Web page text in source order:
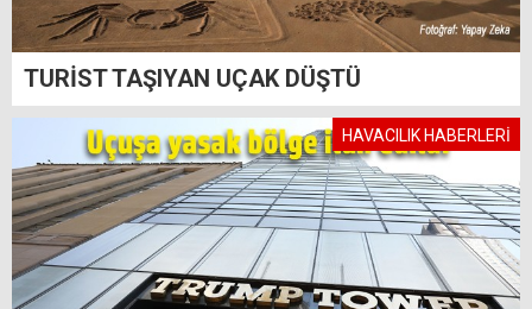
TURİST TAŞIYAN UÇAK DÜŞTÜ
HAVACILIK HABERLERİ